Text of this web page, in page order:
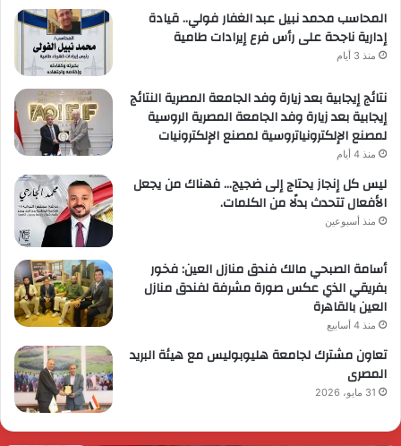
المحاسب محمد نبيل عبد الغفار فولي.. قيادة
إدارية ناجحة على رأس فرع إيرادات طامية
منذ 3 أيام
نتائج إيجابية بعد زيارة وفد الجامعة المصرية النتائج
إيجابية بعد زيارة وفد الجامعة المصرية الروسية
لمصنع الإلكترونياتروسية لمصنع الإلكترونيات
منذ 4 أيام
ليس كل إنجاز يحتاج إلى ضجيج… فهناك من يجعل
الأفعال تتحدث بدلًا من الكلمات.
منذ أسبوعين
أسامة الصبحي مالك فندق منازل العين: فخور
بفريقي الذي عكس صورة مشرفة لفندق منازل
العين بالقاهرة
منذ 4 أسابيع
تعاون مشترك لجامعة هليوبوليس مع هيئة البريد
المصرى
31 مايو، 2026